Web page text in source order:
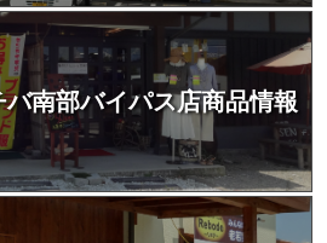
南部バイパス店商品情報